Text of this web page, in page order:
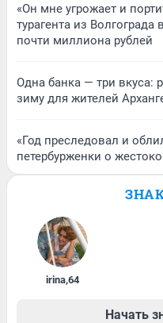
«Он мне угрожает и
турагента из
почти миллиона рублей
Одна банка — три вкуса:
зиму для жителей
«Год преследовал и
петербурженки о
irina,64
Начать